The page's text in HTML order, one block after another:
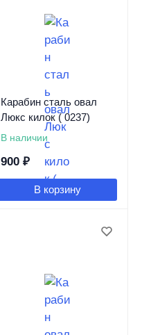
Карабин сталь овал
Люкс килок ( 0237)
В наличии
900 ₽
В корзину